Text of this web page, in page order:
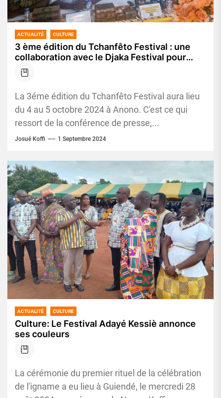
ACTUALITÉ CULTURE
3 ème édition du Tchanfêto Festival : une
collaboration avec le Djaka Festival pour
valoriser les richesses des cultures Atchan
et Dida
La 3éme édition du Tchanfêto Festival aura lieu
du 4 au 5 octobre 2024 à Anono. C'est ce qui
ressort de la conférence de presse,...
Josué Koffi 1 Septembre 2024
ACTUALITÉ CULTURE
Culture: Le Festival Adayé Kessiè annonce
ses couleurs
La cérémonie du premier rituel de la célébration
de l'igname a eu lieu à Guiendé, le mercredi 28